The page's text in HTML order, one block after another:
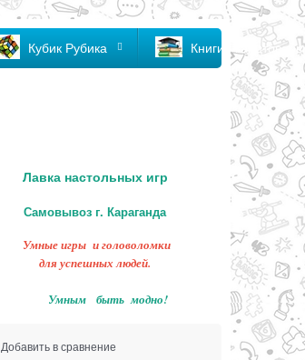
Кубик Рубика Книги , канцтовары
Лавка настольных игр
Самовывоз г. Караганда
Умные игры и головоломки
для успешных людей.
Умным быть модно!
Добавить в сравнение